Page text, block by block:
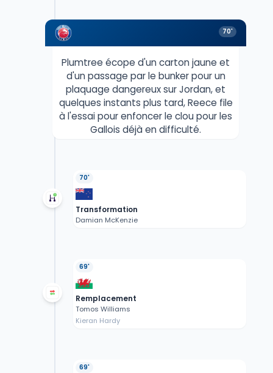
70'
Plumtree écope d'un carton jaune et
d'un passage par le bunker pour un
plaquage dangereux sur Jordan, et
quelques instants plus tard, Reece file
à l'essai pour enfoncer le clou pour les
Gallois déjà en difficulté.
70'
Transformation
Damian McKenzie
69'
Remplacement
Tomos Williams
Kieran Hardy
69'